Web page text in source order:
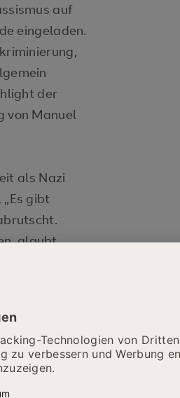
auf
eingeladen.
der
von Manuel
als Nazi
gibt
glaubt
gleich
seine
in der